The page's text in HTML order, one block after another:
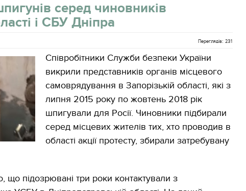
серед чиновників
і СБУ Дніпра
Переглядів: 231
Співробітники Служби безпеки України
викрили представників органів місцевого
самоврядування в Запорізькій області, які з
липня 2015 року по жовтень 2018 рік
шпигували для Росії. Чиновники підбирали
серед місцевих жителів тих, хто проводив в
області акції протесту, збирали затребувану
що підозрювані три роки контактували з